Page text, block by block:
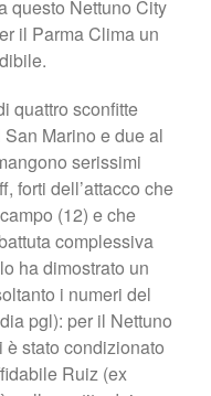
questo Nettuno City
il Parma Clima un
quattro sconfitte
Marino e due al
serissimi
forti dell’attacco che
(12) e che
complessiva
ha dimostrato un
i numeri del
pgl): per il Nettuno
stato condizionato
Ruiz (ex